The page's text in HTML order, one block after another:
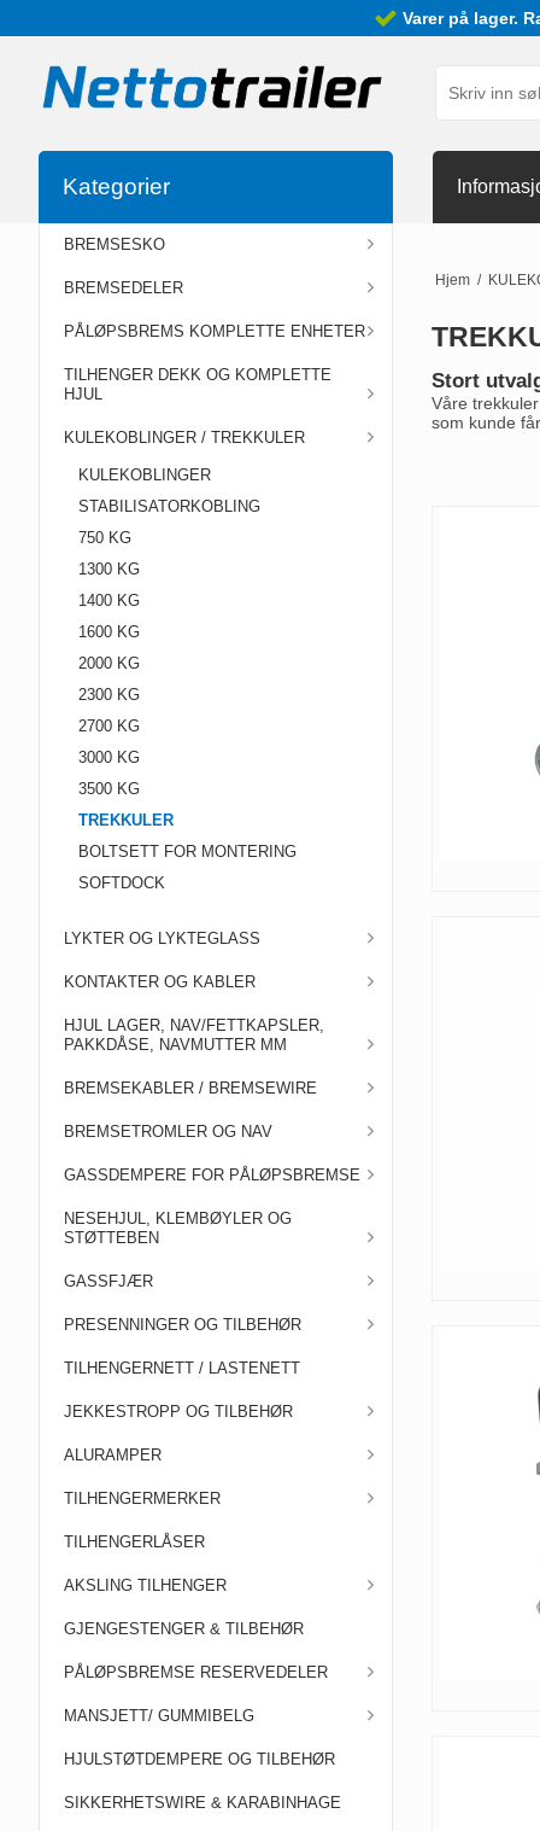
Varer på lager.
Kategorier
BREMSESKO
BREMSEDELER
PÅLØPSBREMS KOMPLETTE ENHETER
TILHENGER DEKK OG KOMPLETTE
HJUL
KULEKOBLINGER / TREKKULER
KULEKOBLINGER
STABILISATORKOBLING
750 KG
1300 KG
1400 KG
1600 KG
2000 KG
2300 KG
2700 KG
3000 KG
3500 KG
TREKKULER
BOLTSETT FOR MONTERING
SOFTDOCK
LYKTER OG LYKTEGLASS
KONTAKTER OG KABLER
HJUL LAGER, NAV/FETTKAPSLER,
PAKKDÅSE, NAVMUTTER MM
BREMSEKABLER / BREMSEWIRE
BREMSETROMLER OG NAV
GASSDEMPERE FOR PÅLØPSBREMSE
NESEHJUL, KLEMBØYLER OG
STØTTEBEN
GASSFJÆR
PRESENNINGER OG TILBEHØR
TILHENGERNETT / LASTENETT
JEKKESTROPP OG TILBEHØR
ALURAMPER
TILHENGERMERKER
TILHENGERLÅSER
AKSLING TILHENGER
GJENGESTENGER & TILBEHØR
PÅLØPSBREMSE RESERVEDELER
MANSJETT/ GUMMIBELG
HJULSTØTDEMPERE OG TILBEHØR
SIKKERHETSWIRE & KARABINHAGE
Hjem /
Stort
Våre
som kunde